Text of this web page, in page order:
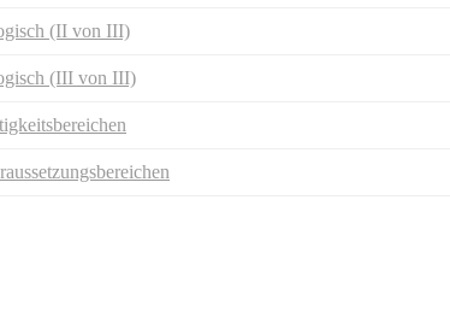
(II von III)
(III von III)